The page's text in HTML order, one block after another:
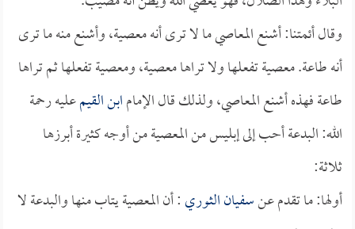
وقال أئمتنا: أشنع المعاصي ما لا ترى أنه معصية، وأشنع منه ما ترى
أنه طاعة. معصية تفعلها ولا تراها معصية، ومعصية تفعلها ثم تراها
طاعة فهذه أشنع المعاصي، ولذلك قال الإمامابن القيمعليه رحمة
الله: البدعة أحب إلى إبليس من المعصية من أوجه كثيرة أبرزها
ثلاثة:
أولها: ما تقدم عنسفيان الثوري: أن المعصية يتاب منها والبدعة لا